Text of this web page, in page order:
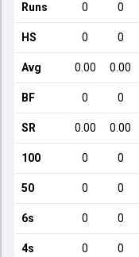
Runs 0 0
HS 0 0
Avg 0.00 0.00
BF 0 0
SR 0.00 0.00
100 0 0
50 0 0
6s 0 0
4s 0 0